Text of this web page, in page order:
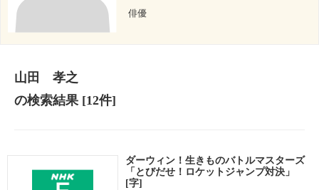
俳優
山田 孝之
の検索結果[12件]
ダーウィン！生きものバトルマスターズ
「とびだせ！ロケットジャンプ対決」
[字]